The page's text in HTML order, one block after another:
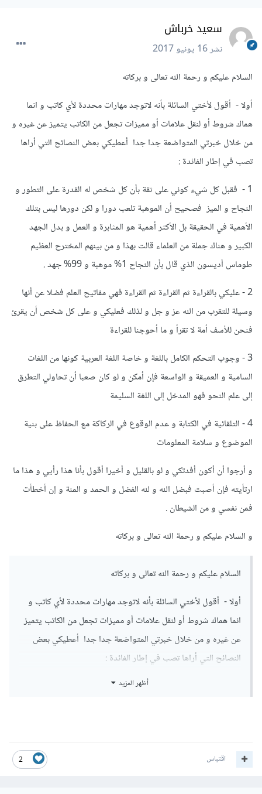
سعيد خرباش
نشر16 يونيو 2017
السلام عليكم و رحمة الله تعالى و بركاته
أولا - أقول لأختي السائلة بأنه لاتوجد مهارات محددة لأي كاتب و انما
هماك شروط أو لنقل علامات أو مميزات تجعل من الكاتب يتميز عن غيره و
من خلال خبرتي المتواضعة جدا جدا أعطيكي بعض النصائح التي أراها
تصب في إطار الفائدة :
1 - فقبل كل شيء كوني على ثقة بأن كل شخص له القدرة على التطور و
النجاح و الميز فصحيح أن الموهبة تلعب دورا و لكن دورها ليس بتلك
الأهمية في الحقيقة بل الأكثر أهمية هو المثابرة و العمل و بدل الجهد
الكبير و هناك جملة من العلماء قالت بهذا و من بينهم المخترح العظيم
طوماس أديسون الذي قال بأن النجاح 1% موهبة و 99% جهد .
2 - عليكي بالقراءة ثم القراءة ثم القراءة فهي مفاتيح العلم فضلا عن أنها
وسيلة للتقرب من الله عز و جل و لذلك فعليكي و على كل شخص أن يقرئ
فنحن للأسف أمة لا تقرأ و ما أحوجنا للقراءة
3 - وجوب التحكم الكامل باللغة و خاصة اللغة العربية كونها من اللغات
السامية و العميقة و الواسعة فإن أمكن و لو كان صعبا أن تحاولي التطرق
إلى علم النحو فهو المدخل إلى اللغة السليمة
4 - التلقائية في الكتابة و عدم الوقوع في الركاكة مع الحفاظ على بنية
الموضوع و سلامة المعلومات
و أرجوا أن أكون أفدتكي و لو بالقليل و أخيرا أقول بأنا هذا رأيي و هذا ما
ارتأيته فإن أصبت فبضل الله و لله الفضل و الحمد و المنة و إن أخطأت
فمن نفسي و من الشيطان .
و السلام عليكم و رحمة الله تعالى و بركاته
السلام عليكم و رحمة الله تعالى و بركاته
أولا - أقول لأختي السائلة بأنه لاتوجد مهارات محددة لأي كاتب و
انما هماك شروط أو لنقل علامات أو مميزات تجعل من الكاتب يتميز
عن غيره و من خلال خبرتي المتواضعة جدا جدا أعطيكي بعض
النصائح التي أراها تصب في إطار الفائدة :
1 - فقبل كل شيء كوني على ثقة بأن كل شخص له القدرة على
بينهم المخترح العظيم طوماس أديسون الذي قال بأن النجاح 1%
أظهر المزيد
2 اقتباس